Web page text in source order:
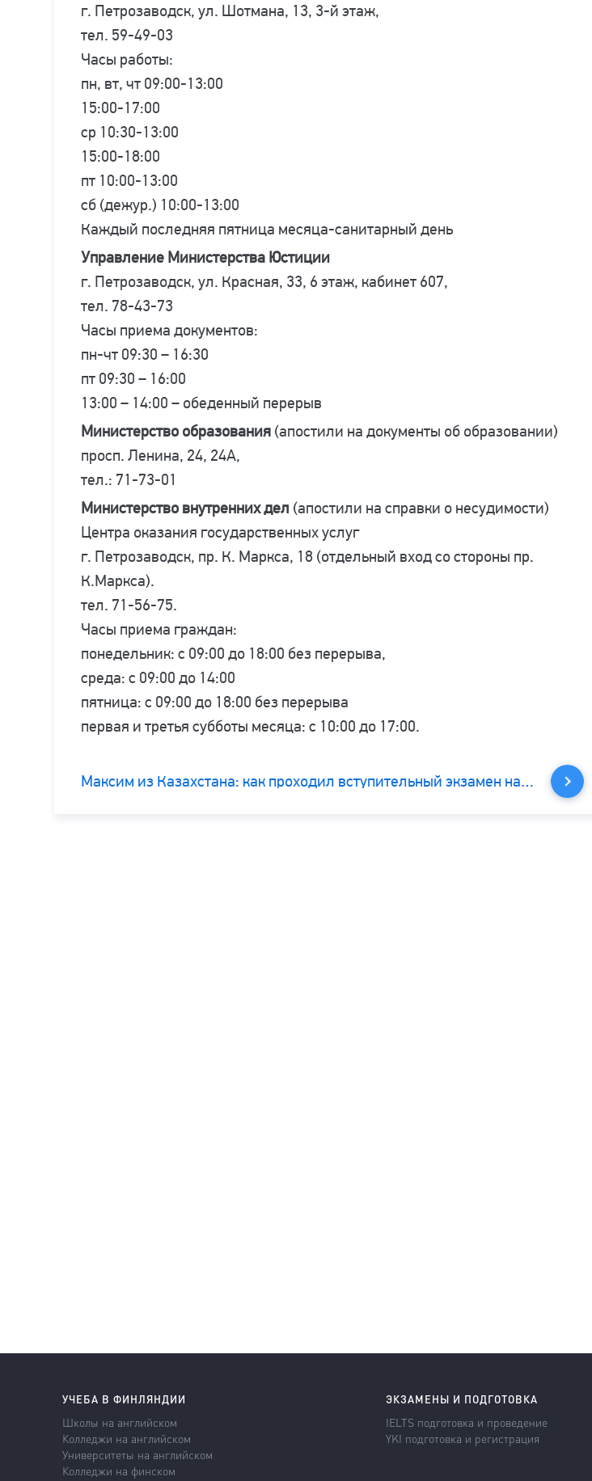
г. Петрозаводск, ул. Шотмана, 13, 3-й этаж,
тел. 59-49-03
Часы работы:
пн, вт, чт 09:00-13:00
15:00-17:00
ср 10:30-13:00
15:00-18:00
пт 10:00-13:00
сб (дежур.) 10:00-13:00
Каждый последняя пятница месяца-санитарный день
Управление Министерства Юстиции
г. Петрозаводск, ул. Красная, 33, 6 этаж, кабинет 607,
тел. 78-43-73
Часы приема документов:
пн-чт 09:30 – 16:30
пт 09:30 – 16:00
13:00 – 14:00 – обеденный перерыв
Министерство образования (апостили на документы об образовании)
просп. Ленина, 24, 24А,
тел.: 71-73-01
Министерство внутренних дел (апостили на справки о несудимости)
Центра оказания государственных услуг
г. Петрозаводск, пр. К. Маркса, 18 (отдельный вход со стороны пр.
К.Маркса).
тел. 71-56-75.
Часы приема граждан:
понедельник: с 09:00 до 18:00 без перерыва,
среда: с 09:00 до 14:00
пятница: с 09:00 до 18:00 без перерыва
первая и третья субботы месяца: с 10:00 до 17:00.
Максим из Казахстана: как проходил вступительный экзамен на финском языке в Хельсинки
УЧЕБА В ФИНЛЯНДИИ
Школы на английском
Колледжи на английском
Университеты на английском
Колледжи на финском
ЭКЗАМЕНЫ И ПОДГОТОВКА
IELTS подготовка и проведение
YKI подготовка и регистрация